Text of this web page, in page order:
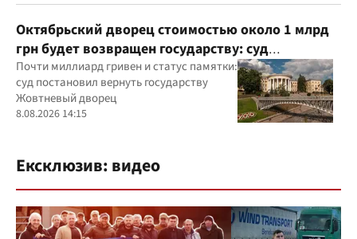
Октябрьский дворец стоимостью около 1 млрд
грн будет возвращен государству: суд
удовлетворил иск прокуратуры
Почти миллиард гривен и статус памятки:
суд постановил вернуть государству
Жовтневый дворец
8.08.2026 14:15
Ексклюзив: видео